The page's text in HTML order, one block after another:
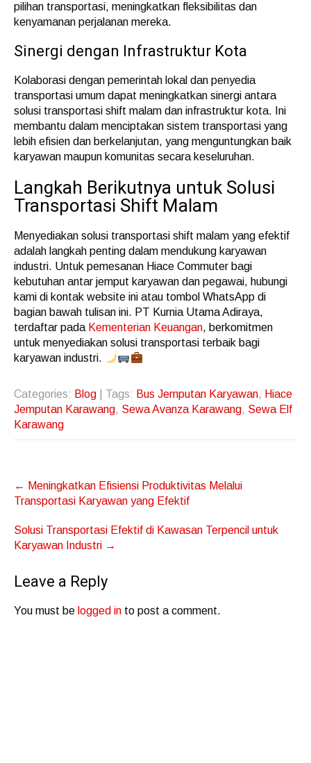
pilihan transportasi, meningkatkan fleksibilitas dan
kenyamanan perjalanan mereka.
Sinergi dengan Infrastruktur Kota
Kolaborasi dengan pemerintah lokal dan penyedia
transportasi umum dapat meningkatkan sinergi antara
solusi transportasi shift malam dan infrastruktur kota. Ini
membantu dalam menciptakan sistem transportasi yang
lebih efisien dan berkelanjutan, yang menguntungkan baik
karyawan maupun komunitas secara keseluruhan.
Langkah Berikutnya untuk Solusi
Transportasi Shift Malam
Menyediakan solusi transportasi shift malam yang efektif
adalah langkah penting dalam mendukung karyawan
industri. Untuk pemesanan Hiace Commuter bagi
kebutuhan antar jemput karyawan dan pegawai, hubungi
kami di kontak website ini atau tombol WhatsApp di
bagian bawah tulisan ini. PT Kurnia Utama Adiraya,
terdaftar pada Kementerian Keuangan, berkomitmen
untuk menyediakan solusi transportasi terbaik bagi
karyawan industri.
Categories: Blog | Tags: Bus Jemputan Karyawan, Hiace
Jemputan Karawang, Sewa Avanza Karawang, Sewa Elf
Karawang
Post
navigation
← Meningkatkan Efisiensi Produktivitas Melalui
Transportasi Karyawan yang Efektif
Solusi Transportasi Efektif di Kawasan Terpencil untuk
Karyawan Industri →
Leave a Reply
You must be logged in to post a comment.